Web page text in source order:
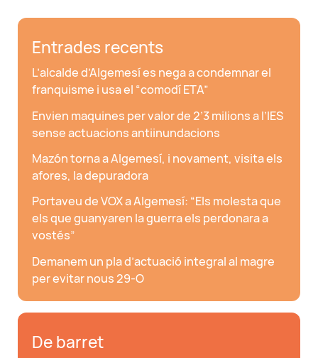
Entrades recents
L’alcalde d’Algemesí es nega a condemnar el
franquisme i usa el “comodí ETA”
Envien maquines per valor de 2’3 milions a l’IES
sense actuacions antiinundacions
Mazón torna a Algemesí, i novament, visita els
afores, la depuradora
Portaveu de VOX a Algemesí: “Els molesta que
els que guanyaren la guerra els perdonara a
vostés”
Demanem un pla d’actuació integral al magre
per evitar nous 29-O
De barret